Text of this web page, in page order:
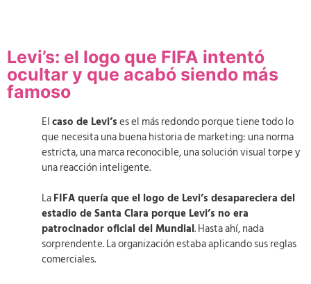
Levi’s: el logo que FIFA intentó
ocultar y que acabó siendo más
famoso
Elcaso de Levi’ses el más redondo porque tiene todo lo
que necesita una buena historia de marketing: una norma
estricta, una marca reconocible, una solución visual torpe y
una reacción inteligente.
LaFIFA quería que el logo de Levi’s desapareciera del
estadio de Santa Clara porque Levi’s no era
patrocinador oficial del Mundial. Hasta ahí, nada
sorprendente. La organización estaba aplicando sus reglas
comerciales.